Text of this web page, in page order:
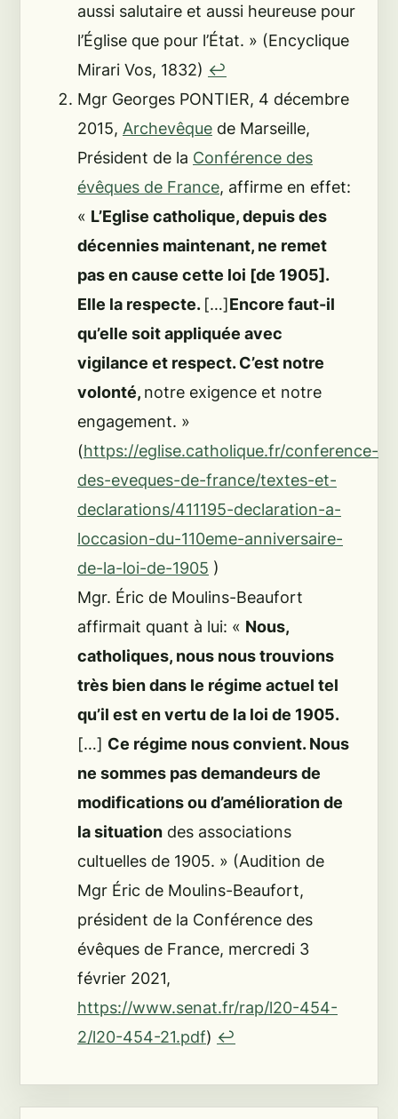
aussi salutaire et aussi heureuse pour
l’Église que pour l’État. » (Encyclique
Mirari Vos, 1832) ↩︎
Mgr Georges PONTIER, 4 décembre
2015, Archevêque de Marseille,
Président de la Conférence des
évêques de France, affirme en effet:
« L’Eglise catholique, depuis des
décennies maintenant, ne remet
pas en cause cette loi [de 1905].
Elle la respecte. […]Encore faut-il
qu’elle soit appliquée avec
vigilance et respect. C’est notre
volonté, notre exigence et notre
engagement. »
(https://eglise.catholique.fr/conference-
des-eveques-de-france/textes-et-
declarations/411195-declaration-a-
loccasion-du-110eme-anniversaire-
de-la-loi-de-1905 )
Mgr. Éric de Moulins-Beaufort
affirmait quant à lui: « Nous,
catholiques, nous nous trouvions
très bien dans le régime actuel tel
qu’il est en vertu de la loi de 1905.
[…] Ce régime nous convient. Nous
ne sommes pas demandeurs de
modifications ou d’amélioration de
la situation des associations
cultuelles de 1905. » (Audition de
Mgr Éric de Moulins-Beaufort,
président de la Conférence des
évêques de France, mercredi 3
février 2021,
https://www.senat.fr/rap/l20-454-
2/l20-454-21.pdf) ↩︎